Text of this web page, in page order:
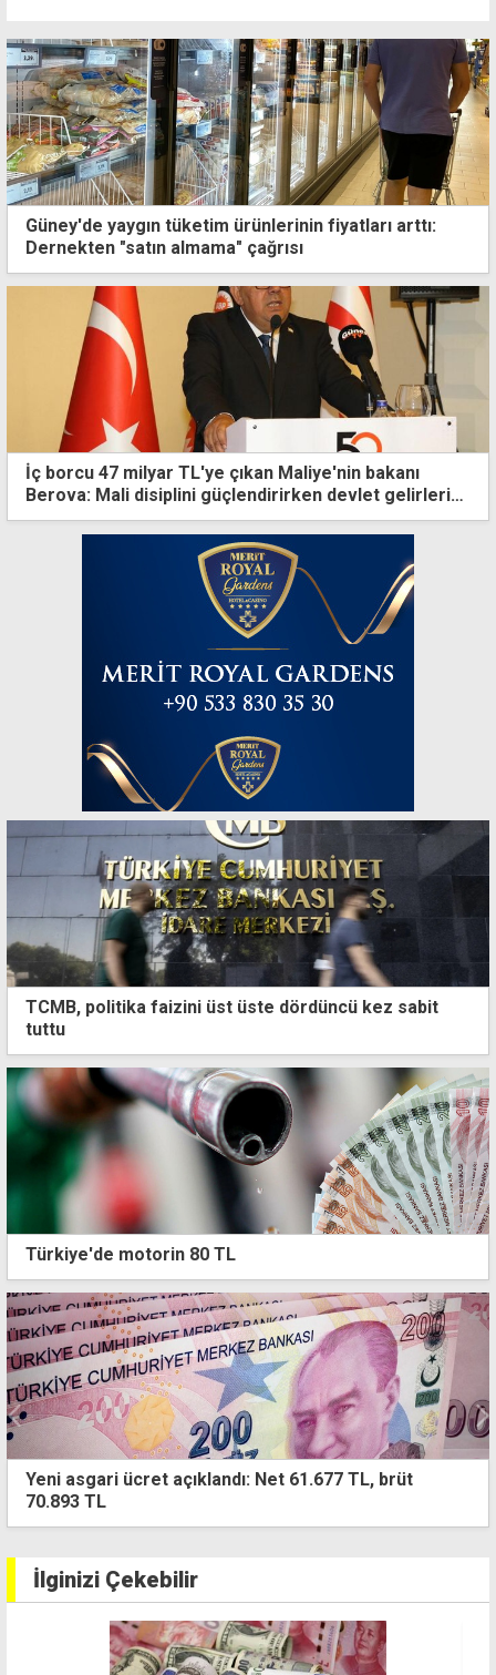
Güney'de yaygın tüketim ürünlerinin fiyatları arttı:
Dernekten "satın almama" çağrısı
İç borcu 47 milyar TL'ye çıkan Maliye'nin bakanı
Berova: Mali disiplini güçlendirirken devlet gelirlerini
kalıcı olarak artırdık
TCMB, politika faizini üst üste dördüncü kez sabit
tuttu
Türkiye'de motorin 80 TL
ücret açıklandı: Net 61.677 TL, brüt
TL
İlginizi Çekebilir